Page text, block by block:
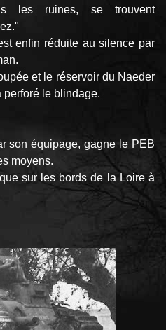
les ruines, se trouvent
enfin réduite au silence par
et le réservoir du Naeder
perforé le blindage.
son équipage, gagne le PEB
moyens.
sur les bords de la Loire à